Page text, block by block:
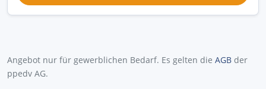
Angebot nur für gewerblichen Bedarf. Es gelten die AGB der
ppedv AG.